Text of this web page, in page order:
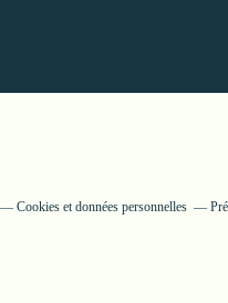
Cookies et données personnelles